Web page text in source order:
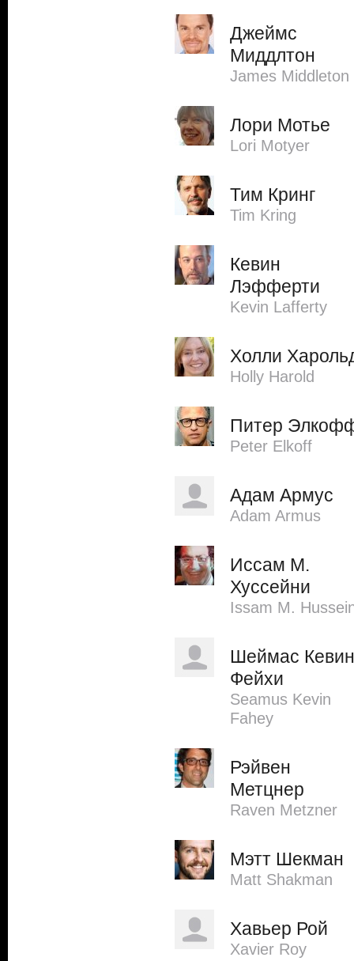
Джеймс
Миддлтон
James Middleton
Лори Мотье
Lori Motyer
Тим Кринг
Tim Kring
Кевин
Лэфферти
Kevin Lafferty
Холли
Holly Harold
Питер
Peter Elkoff
Адам Армус
Adam Armus
Иссам М.
Хуссейни
Issam M.
Шеймас Кевин
Фейхи
Seamus Kevin
Fahey
Рэйвен
Метцнер
Raven Metzner
Мэтт Шекман
Matt Shakman
Хавьер Рой
Xavier Roy